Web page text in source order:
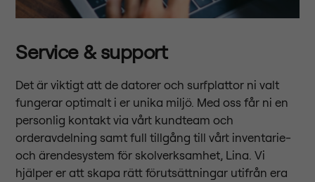
Service & support
Det är viktigt att de datorer och surfplattor ni valt
fungerar optimalt i er unika miljö. Med oss får ni en
personlig kontakt via vårt kundteam och
orderavdelning samt full tillgång till vårt inventarie-
och ärendesystem för skolverksamhet, Lina. Vi
hjälper er att skapa rätt förutsättningar utifrån era